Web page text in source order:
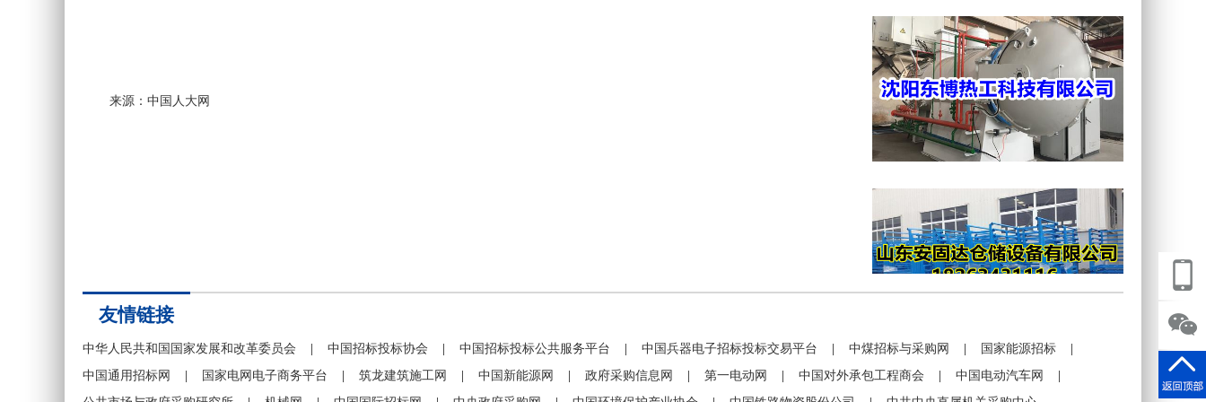
来源：中国人大网
友情链接
中华人民共和国国家发展和改革委员会 中国招标投标协会 中国招标投标公共服务平台 中国兵器电子招标投标交易平台 中煤招标与采购网 国家能源招标
中国通用招标网
国家电网电子商务平台 筑龙建筑施工网 中国新能源网 政府采购信息网 第一电动网 中国对外承包工程商会 中国电动汽车网